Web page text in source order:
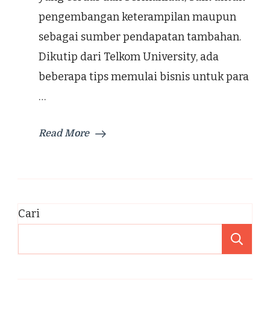
pengembangan keterampilan maupun
sebagai sumber pendapatan tambahan.
Dikutip dari Telkom University, ada
beberapa tips memulai bisnis untuk para
…
Read More
Cari